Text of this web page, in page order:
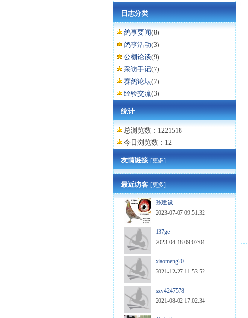
日志分类
鸽事要闻(8)
鸽事活动(3)
公棚论谈(9)
采访手记(7)
赛鸽论坛(7)
经验交流(3)
统计
总浏览数：1221518
今日浏览数：12
友情链接[更多]
最近访客[更多]
孙建设
2023-07-07 09:51:32
137ge
2023-04-18 09:07:04
xiaomeng20
2021-12-27 11:53:52
sxy4247578
2021-08-02 17:02:34